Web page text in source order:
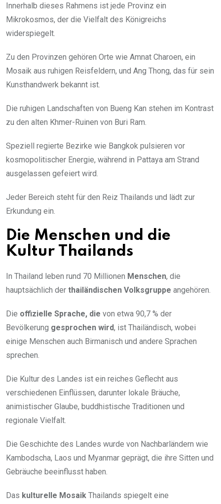
Innerhalb dieses Rahmens ist jede Provinz ein
Mikrokosmos, der die Vielfalt des Königreichs
widerspiegelt.
Zu den Provinzen gehören Orte wie Amnat Charoen, ein
Mosaik aus ruhigen Reisfeldern, und Ang Thong, das für sein
Kunsthandwerk bekannt ist.
Die ruhigen Landschaften von Bueng Kan stehen im Kontrast
zu den alten Khmer-Ruinen von Buri Ram.
Speziell regierte Bezirke wie Bangkok pulsieren vor
kosmopolitischer Energie, während in Pattaya am Strand
ausgelassen gefeiert wird.
Jeder Bereich steht für den Reiz Thailands und lädt zur
Erkundung ein.
Die Menschen und die
Kultur Thailands
In Thailand leben rund 70 Millionen Menschen, die
hauptsächlich der thailändischen Volksgruppe angehören.
Die offizielle Sprache, die von etwa 90,7 % der
Bevölkerung gesprochen wird, ist Thailändisch, wobei
einige Menschen auch Birmanisch und andere Sprachen
sprechen.
Die Kultur des Landes ist ein reiches Geflecht aus
verschiedenen Einflüssen, darunter lokale Bräuche,
animistischer Glaube, buddhistische Traditionen und
regionale Vielfalt.
Die Geschichte des Landes wurde von Nachbarländern wie
Kambodscha, Laos und Myanmar geprägt, die ihre Sitten und
Gebräuche beeinflusst haben.
Das kulturelle Mosaik Thailands spiegelt eine